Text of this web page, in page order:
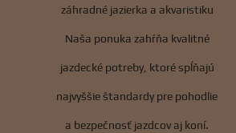
záhradné jazierka a akvaristiku
Naša ponuka zahŕňa kvalitné
jazdecké potreby, ktoré spĺňajú
najvyššie štandardy pre pohodlie
a bezpečnosť jazdcov aj koní.